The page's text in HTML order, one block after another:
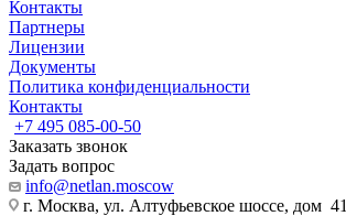
Контакты
Партнеры
Лицензии
Документы
Политика конфиденциальности
Контакты
+7 495 085-00-50
Заказать звонок
Задать вопрос
info@netlan.moscow
г. Москва, ул. Алтуфьевское шоссе, дом 41